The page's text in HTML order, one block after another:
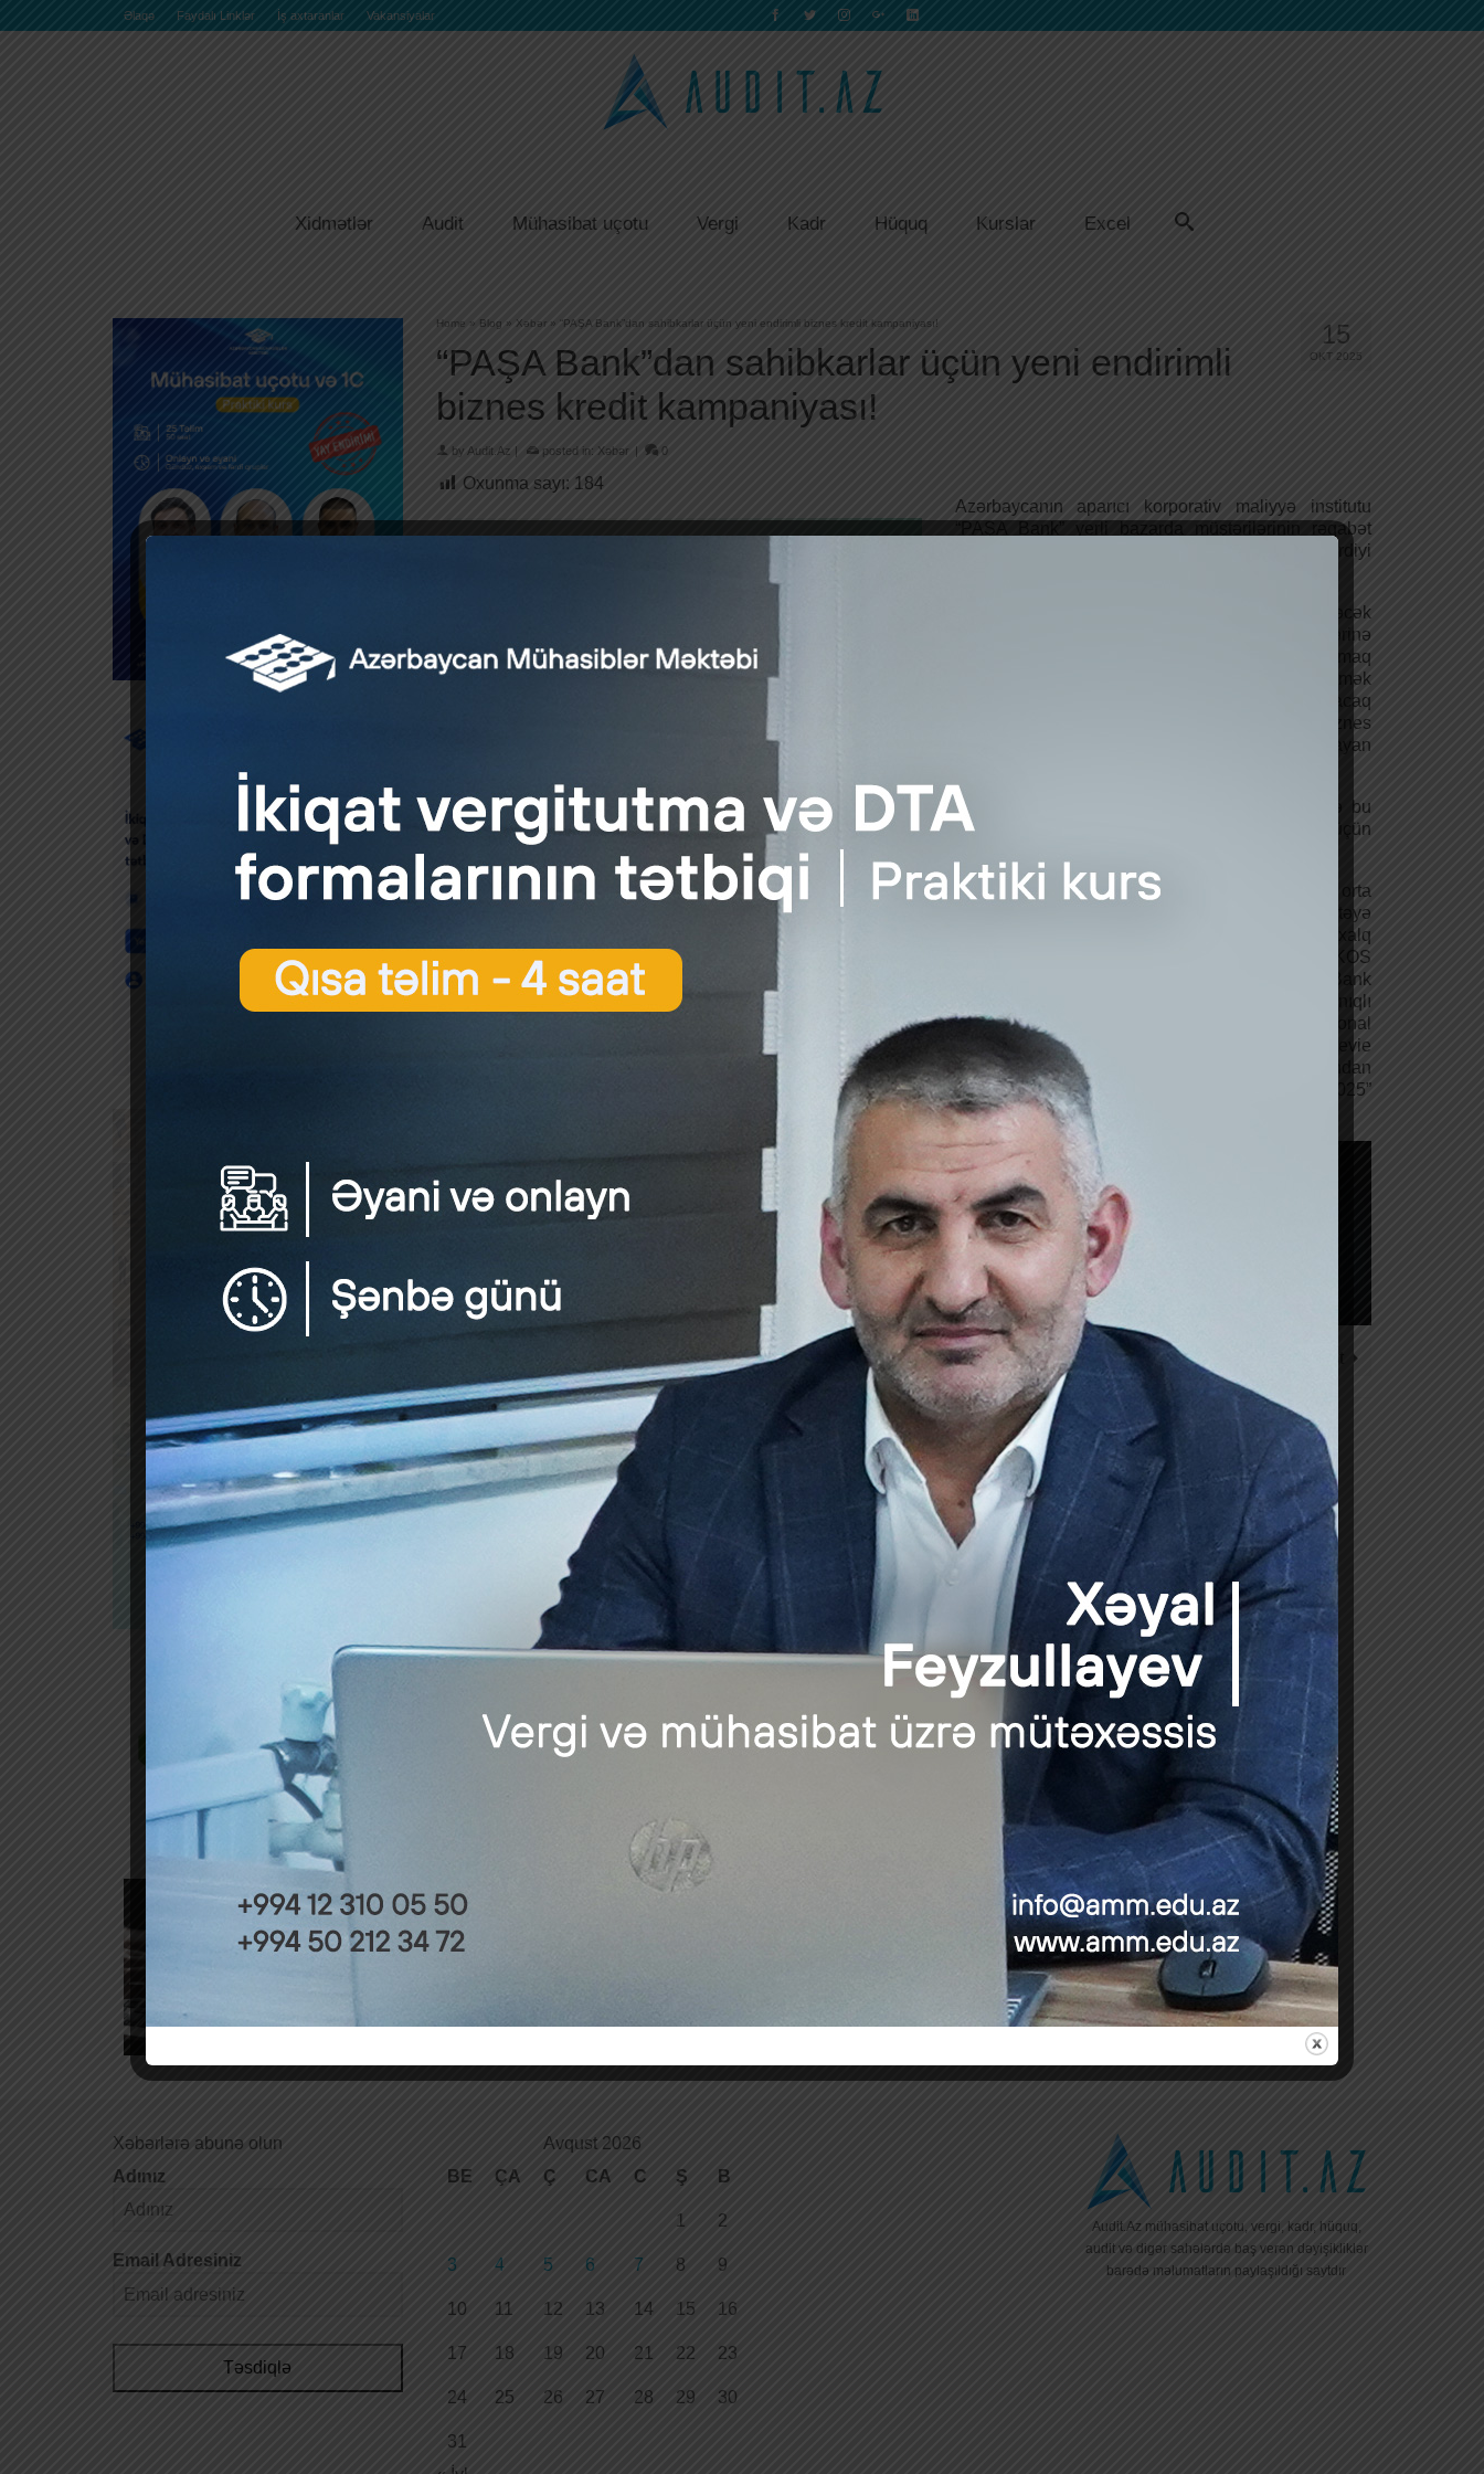
Əlaqə Faydalı Linklər İş axtaranlar Vakansiyalar
Xidmətlər Audit Mühasibat uçotu Vergi Kadr Hüquq Kurslar Excel
15
OKT 2025
Home » Blog » Xəbər » “PAŞA Bank”dan sahibkarlar üçün yeni endirimli biznes kredit kampaniyası!
“PAŞA Bank”dan sahibkarlar üçün yeni endirimli
biznes kredit kampaniyası!
by Audit.Az | posted in: Xəbər | 0
Oxunma sayı: 184
Azərbaycanın aparıcı korporativ maliyyə institutu
“PAŞA Bank” yerli bazarda müştərilərinin rəqabət
qabiliyyətini artırmaq üçün həyata keçirdiyi
Bank 31 oktyabr 2025-ci il tarixinədək davam edəcək
yeni kampaniya çərçivəsində KOS müştərilərinə
bizneslərini böyütmək və maliyyə xərclərini azaltmaq
üçün onlayn biznes kreditini 2% endirimlə əldə etmək
imkanı təqdim edir. Bu imkandan yararlanacaq
sahibkarlar 250 000 AZN-dək girovsuz onlayn biznes
kreditini 13%-dən deyil, yalnız 11%-dən başlayan
Kampaniya haqqında ətraflı məlumat almaq və bu
fürsətdən istifadə etmək üçün
Xatırladaq ki, Azərbaycan bazarında kiçik və orta
sahibkarlıq seqmentinin inkişafına verdiyi dəstəyə
görə “PAŞA Bank” 2024-cü ildə nüfuzlu beynəlxalq
maliyyə nəşri “Euromoney” tərəfindən “Ən yaxşı KOS
bankı” mükafatına layiq görülüb. Bundan əlavə, Bank
2025-ci ildə real sektorun və biznesin dayanıqlı
inkişafına verdiyi töhfələrə görə “International
Investor” və “Euromoney” beynəlxalq nəşrləri tərəfindən “Azərbaycanın ən yaxşı bankı” elan edilib, həmçinin “Stevie
Awards” tərəfindən “İlin şirkəti” nominasiyasında “Gold Stevie” mükafatı qazanan ilk Azərbaycan bankı olub. Bundan
başqa, “PAŞA Bank” bu il “Global Finance” nəşri tərəfindən təqdim edilən “World’s Best Private Banks 2025”
mükafatlarının qaliblərindən biri olaraq tanınıb.
Xəbərlərə abunə olun
Adınız
Email Adresiniz
Təsdiqlə
Avqust 2026
BE
ÇA Ç CA C Ş B
1 2
3 4 5 6 7 8 9
10 11 12 13 14 15 16
17 18 19 20 21 22 23
24 25 26 27 28 29 30
31
Audit.Az mühasibat uçotu, vergi, kadr, hüquq,
audit və digər sahələrdə baş verən dəyişikliklər
barədə məlumatların paylaşıldığı saytdır